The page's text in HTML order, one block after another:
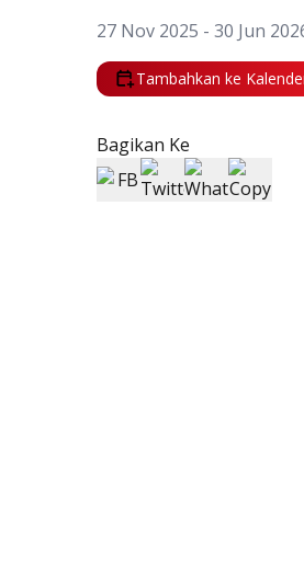
27 Nov 2025 - 30 Jun
Tambahkan ke
Bagikan Ke